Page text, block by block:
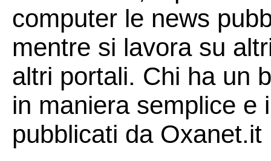
computer le news
mentre si lavora su
altri portali. Chi ha un
in maniera semplice e
pubblicati da Oxanet.it